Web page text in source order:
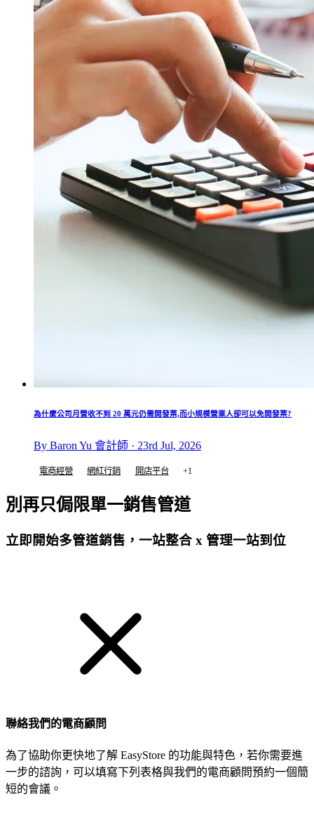
為什麼公司月營收不到 20 萬元仍需開發票,而小規模營業人卻可以免開發票?
By Baron Yu 會計師 · 23rd Jul, 2026
電商經營 網紅行銷 開店平台 +1
別再只侷限單一銷售管道
立即開始多管道銷售，一站整合 x 管理一站到位
聯絡我們的電商顧問
為了協助你更快地了解 EasyStore 的功能與特色，若你需要進
一步的諮詢，可以填寫下列表格與我們的電商顧問預約一個簡
短的會議。